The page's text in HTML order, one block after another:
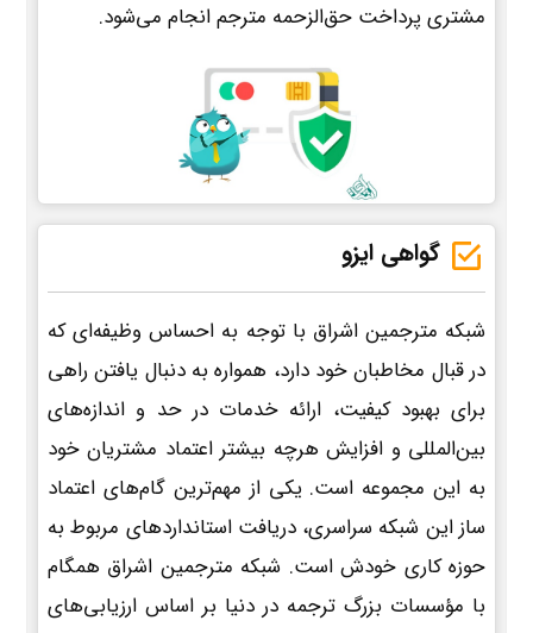
مشتری پرداخت حق‌الزحمه مترجم انجام می‌شود.
گواهی ایزو
شبکه مترجمین اشراق با توجه به احساس وظیفه‌ای که
در قبال مخاطبان خود دارد، همواره به دنبال یافتن راهی
برای بهبود کیفیت، ارائه خدمات در حد و اندازه‌های
بین‌المللی و افزایش هرچه بیشتر اعتماد مشتریان خود
به این مجموعه است. یکی از مهم‌ترین گام‌های اعتماد
ساز این شبکه سراسری، دریافت استانداردهای مربوط به
حوزه کاری خودش است. شبکه مترجمین اشراق همگام
با مؤسسات بزرگ ترجمه در دنیا بر اساس ارزیابی‌های